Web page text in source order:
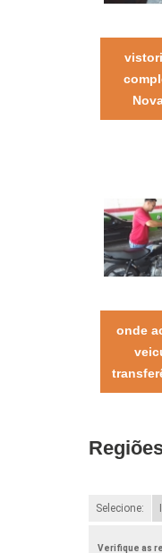
onde
Selecione:
Verifique as